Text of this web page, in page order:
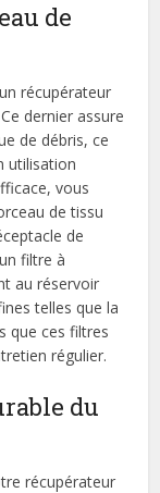
de
récupérateur
dernier assure
de débris, ce
utilisation
vous
de tissu
de
filtre à
au réservoir
telles que la
que ces filtres
régulier.
du
récupérateur